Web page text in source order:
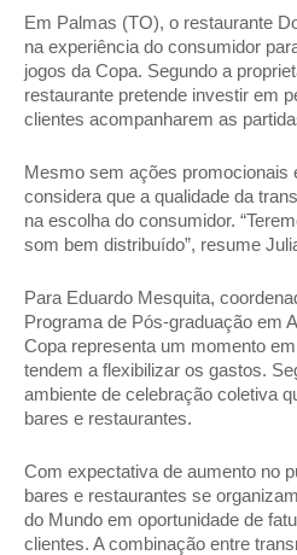
Em Palmas (TO), o restaurante
na experiência do consumidor
jogos da Copa. Segundo a
restaurante pretende investir em
clientes acompanharem as
Mesmo sem ações promocionais
considera que a qualidade da
na escolha do consumidor.
som bem distribuído”, resume
Para Eduardo Mesquita,
Programa de Pós-graduação em
Copa representa um momento
tendem a flexibilizar os gastos.
ambiente de celebração coletiva
bares e restaurantes.
Com expectativa de aumento no
bares e restaurantes se
do Mundo em oportunidade de
clientes. A combinação entre